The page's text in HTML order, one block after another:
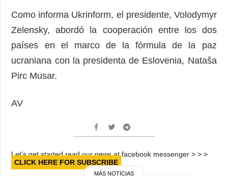
Como informa Ukrinform, el presidente, Volodymyr
Zelensky, abordó la cooperación entre los dos
países en el marco de la fórmula de la paz
ucraniana con la presidenta de Eslovenia, Nataša
Pirc Musar.
AV
Let’s get started read our news at facebook messenger > > >
CLICK HERE FOR SUBSCRIBE
MÁS NOTICIAS